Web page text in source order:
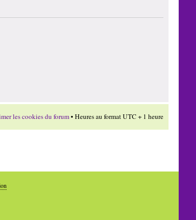
les cookies du forum• Heures au format UTC + 1 heure